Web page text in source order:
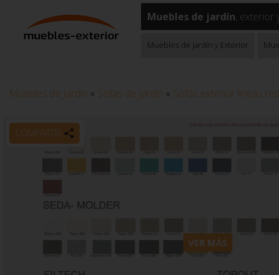
Muebles de jardín, exterior
Muebles de Jardín y Exterior
Muebles de Jardín » Sofas de Jardin » Sofás exterior líneas
COMPARTIR